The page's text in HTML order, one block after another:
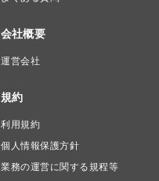
会社概要
運営会社
規約
利用規約
個人情報保護方針
業務の運営に関する規程等